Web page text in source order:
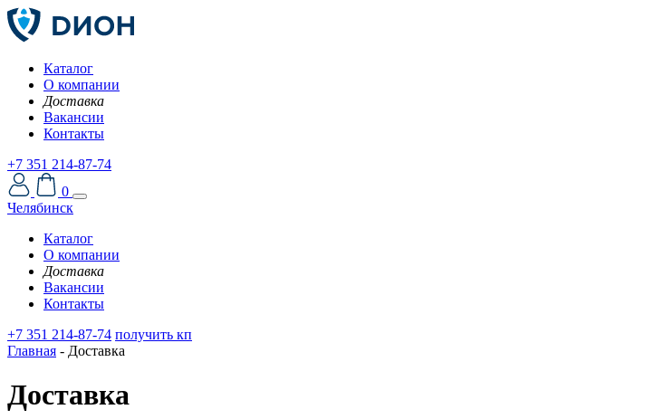
Каталог
О компании
Доставка
Вакансии
Контакты
+7 351 214-87-74
0
Челябинск
Каталог
О компании
Доставка
Вакансии
Контакты
+7 351 214-87-74 получить кп
Главная - Доставка
Доставка